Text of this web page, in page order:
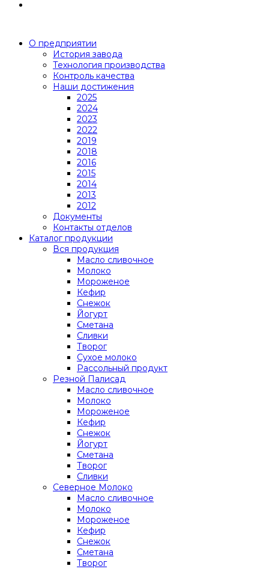
О предприятии
История завода
Технология производства
Контроль качества
Наши достижения
2025
2024
2023
2022
2019
2018
2016
2015
2014
2013
2012
Документы
Контакты отделов
Каталог продукции
Вся продукция
Масло сливочное
Молоко
Мороженое
Кефир
Снежок
Йогурт
Сметана
Сливки
Творог
Сухое молоко
Рассольный продукт
Резной Палисад
Масло сливочное
Молоко
Мороженое
Кефир
Снежок
Йогурт
Сметана
Творог
Сливки
Северное Молоко
Масло сливочное
Молоко
Мороженое
Кефир
Снежок
Сметана
Творог